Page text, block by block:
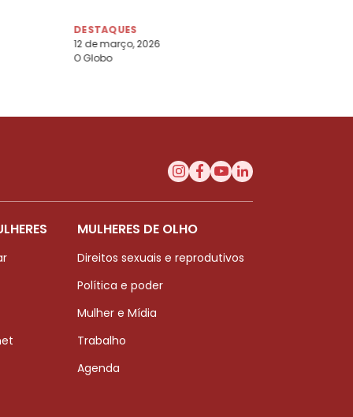
DESTAQUES
12 de março, 2026
O Globo
MULHERES DE OLHO
Direitos sexuais e reprodutivos
Política e poder
Mulher e Mídia
Trabalho
Agenda